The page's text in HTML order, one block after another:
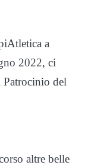
a
2022, ci
Patrocinio del
altre belle